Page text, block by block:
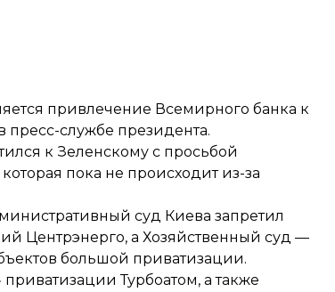
привлечение Всемирного банка к
службе президента.
к Зеленскому с просьбой
пока не происходит из-за
суд Киева запретил
Центрэнерго, а Хозяйственный суд —
большой приватизации.
Турбоатом, а также